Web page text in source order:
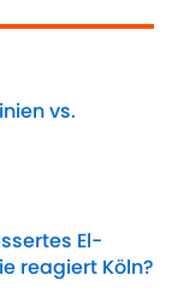
vs.
El-
reagiert Köln?